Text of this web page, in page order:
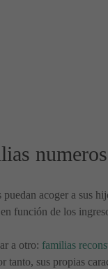
puedan acoger a sus
función de los
a otro: familias
tanto, sus propias